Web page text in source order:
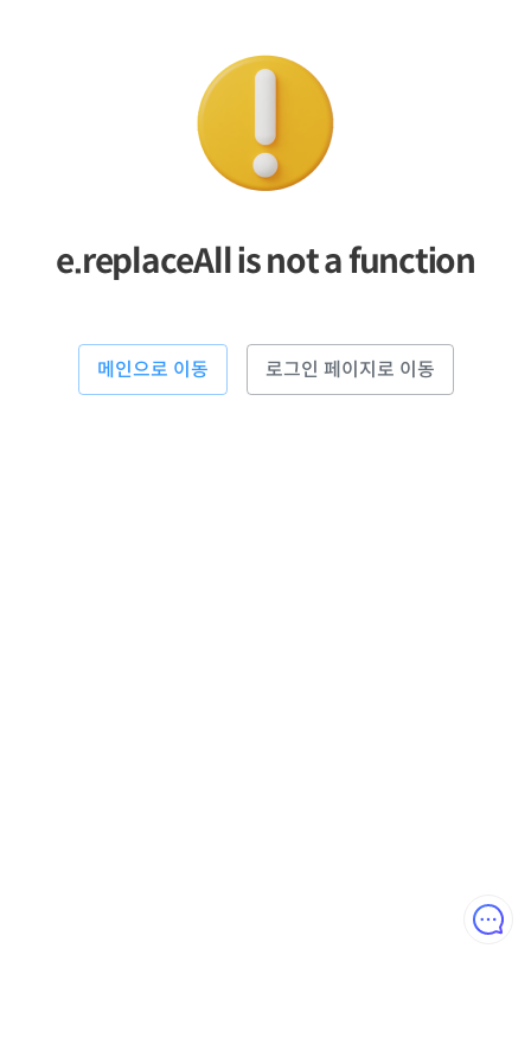
e.replaceAll is not a function
메인으로 이동 로그인 페이지로 이동